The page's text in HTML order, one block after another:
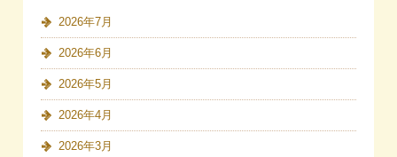
2026年7月
2026年6月
2026年5月
2026年4月
2026年3月